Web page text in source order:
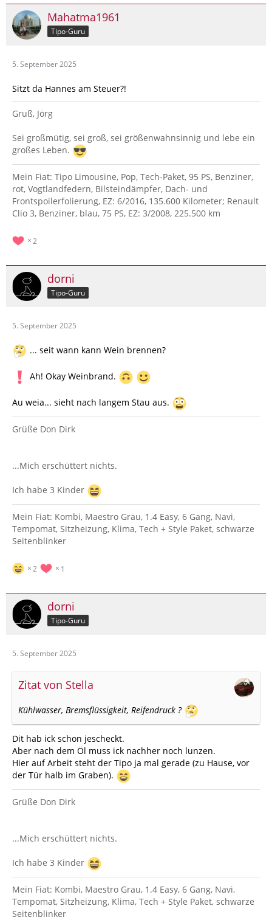
Mahatma1961
Tipo-Guru
5. September 2025
Sitzt da Hannes am Steuer?!
Gruß, Jörg
Sei großmütig, sei groß, sei größenwahnsinnig und lebe ein
großes Leben.
Mein Fiat: Tipo Limousine, Pop, Tech-Paket, 95 PS, Benziner,
rot, Vogtlandfedern, Bilsteindämpfer, Dach- und
Frontspoilerfolierung, EZ: 6/2016, 135.600 Kilometer; Renault
Clio 3, Benziner, blau, 75 PS, EZ: 3/2008, 225.500 km
2
dorni
Tipo-Guru
5. September 2025
... seit wann kann Wein brennen?
Ah! Okay Weinbrand.
Au weia... sieht nach langem Stau aus.
Grüße Don Dirk
...Mich erschüttert nichts.
Ich habe 3 Kinder
Mein Fiat: Kombi, Maestro Grau, 1.4 Easy, 6 Gang, Navi,
Tempomat, Sitzheizung, Klima, Tech + Style Paket, schwarze
Seitenblinker
2 1
dorni
Tipo-Guru
5. September 2025
Zitat von Stella
Kühlwasser, Bremsflüssigkeit, Reifendruck ?
Dit hab ick schon jescheckt.
Aber nach dem Öl muss ick nachher noch lunzen.
Hier auf Arbeit steht der Tipo ja mal gerade (zu Hause, vor
der Tür halb im Graben).
Grüße Don Dirk
...Mich erschüttert nichts.
Ich habe 3 Kinder
Mein Fiat: Kombi, Maestro Grau, 1.4 Easy, 6 Gang, Navi,
Tempomat, Sitzheizung, Klima, Tech + Style Paket, schwarze
Seitenblinker